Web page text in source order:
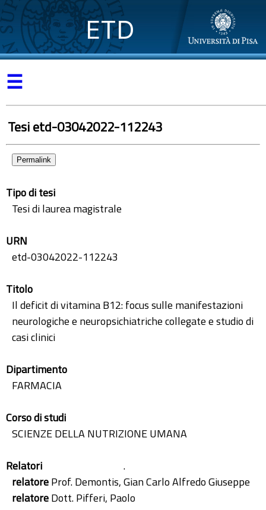
ETD
☰
Tesi etd-03042022-112243
Permalink
Tipo di tesi
Tesi di laurea magistrale
URN
etd-03042022-112243
Titolo
Il deficit di vitamina B12: focus sulle manifestazioni
neurologiche e neuropsichiatriche collegate e studio di
casi clinici
Dipartimento
FARMACIA
Corso di studi
SCIENZE DELLA NUTRIZIONE UMANA
Relatori
.
relatoreProf. Demontis, Gian Carlo Alfredo Giuseppe
relatoreDott. Pifferi, Paolo